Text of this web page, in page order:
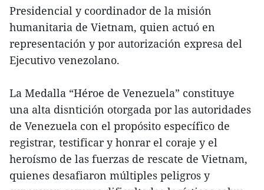
Presidencial y coordinador de la misión
humanitaria de Vietnam, quien actuó en
representación y por autorización expresa del
Ejecutivo venezolano.
La Medalla “Héroe de Venezuela” constituye
una alta disntición otorgada por las autoridades
de Venezuela con el propósito específico de
registrar, testificar y honrar el coraje y el
heroísmo de las fuerzas de rescate de Vietnam,
quienes desafiaron múltiples peligros y